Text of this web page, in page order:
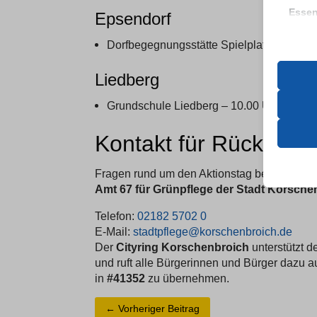
Epsendorf
Dorfbegegnungsstätte Spielplatz, Am
Liedberg
Grundschule Liedberg – 10.00 Uhr
Kontakt für
Fragen rund um den Aktionstag beantwortet
Amt 67 für Grünpflege der Stadt
Telefon:02182 5702 0
E-Mail:stadtpflege@korschenbroich.de
DerCityring Korschenbroich unterstützt
und ruft alle Bürgerinnen und Bürger dazu
in#41352 zu übernehmen.
←Vorheriger Beitrag
wfwaf-